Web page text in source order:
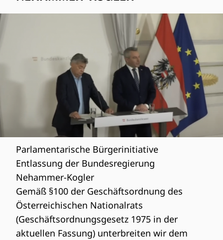
Parlamentarische Bürgerinitiative
Entlassung der Bundesregierung
Nehammer-Kogler
Gemäß §100 der Geschäftsordnung des
Österreichischen Nationalrats
(Geschäftsordnungsgesetz 1975 in der
aktuellen Fassung) unterbreiten wir dem